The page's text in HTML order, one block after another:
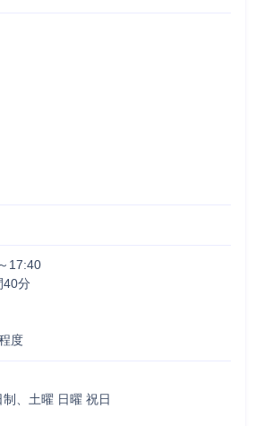
17:40
40分
、土曜 日曜 祝日